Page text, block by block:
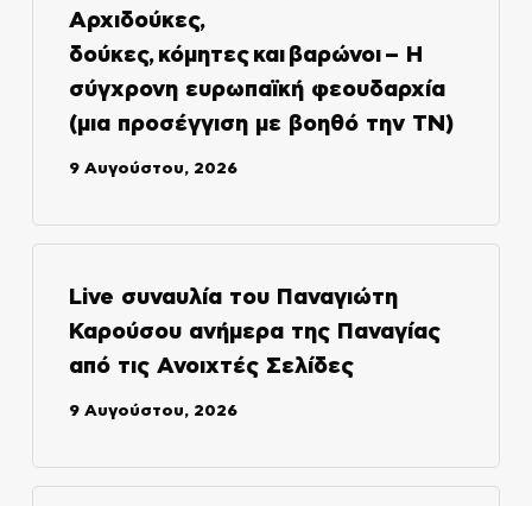
Αρχιδούκες,
δούκες, κόμητες και βαρώνοι – Η
σύγχρονη ευρωπαϊκή φεουδαρχία
(μια προσέγγιση με βοηθό την ΤΝ)
9 Αυγούστου, 2026
Live συναυλία του Παναγιώτη
Καρούσου ανήμερα της Παναγίας
από τις Ανοιχτές Σελίδες
9 Αυγούστου, 2026